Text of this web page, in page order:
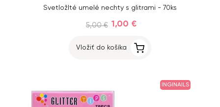
Svetložlté umelé nechty s glitrami - 70ks
5,00 € 1,00 €
Vložiť do košíka
INGINAILS